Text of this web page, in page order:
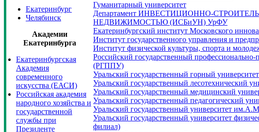
Екатеринбург
Челябинск
Академии
Екатеринбурга
Екатеринбургская
Академия
современного
искусства (ЕАСИ)
Российская академия
народного хозяйства и
государственной
службы при
Президенте
Гуманитарный университет
Департамент ИНВЕСТИЦИОННО-
НЕДВИЖИМОСТЬЮ (ИСБиУН) УрФУ
Екатеринбургский институт Московского
Институт государственного управления и
Институт физической культуры, спорта и
Российский государственный профессионально-
(РГППУ)
Уральский государственный горный университет
Уральский государственный лесотехнический
Уральский государственный медицинский
Уральский государственный педагогический
Уральский государственный университет
Уральский государственный университет
филиал)